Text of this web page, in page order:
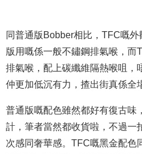
同普通版Bobber相比，TFC嘅
版用嘅係一般不鏽鋼排氣喉，而
排氣喉，配上碳纖維隔熱喉咀，
仲更加低沉有力，揸出街真係全
普通版嘅配色雖然都好有復古味
計，筆者當然都收貨啦，不過一
次感同奢華感。TFC嘅黑金配色